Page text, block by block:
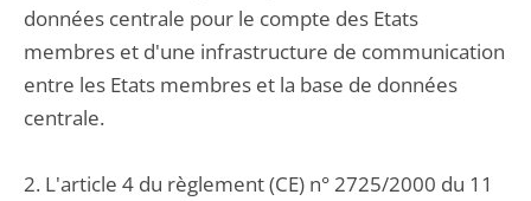
données centrale pour le compte des Etats
membres et d'une infrastructure de communication
entre les Etats membres et la base de données
centrale.
2. L'article 4 du règlement (CE) n° 2725/2000 du 11